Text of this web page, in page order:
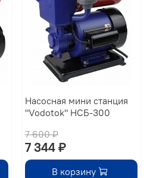
Насосная мини станция
"Vodotok" НСБ-300
7 600 ₽
7 344 ₽
В корзину